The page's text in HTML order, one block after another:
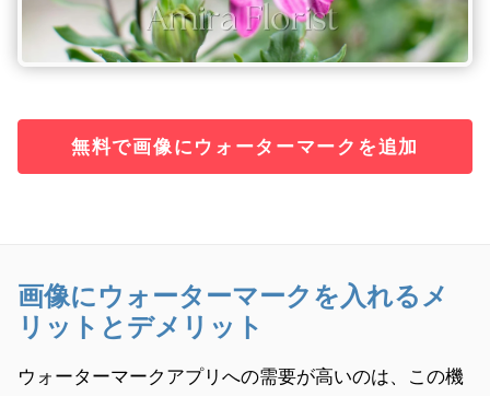
無料で画像にウォーターマークを追加
画像にウォーターマークを入れるメ
リットとデメリット
ウォーターマークアプリへの需要が高いのは、この機